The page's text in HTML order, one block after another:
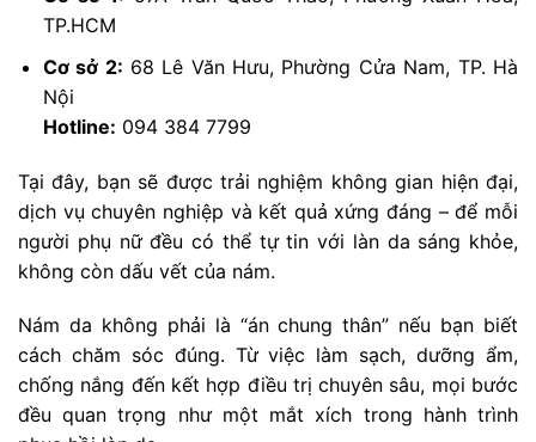
TP.HCM
Cơ sở 2: 68 Lê Văn Hưu, Phường Cửa Nam, TP. Hà
Nội
Hotline: 094 384 7799
Tại đây, bạn sẽ được trải nghiệm không gian hiện đại,
dịch vụ chuyên nghiệp và kết quả xứng đáng – để mỗi
người phụ nữ đều có thể tự tin với làn da sáng khỏe,
không còn dấu vết của nám.
Nám da không phải là “án chung thân” nếu bạn biết
cách chăm sóc đúng. Từ việc làm sạch, dưỡng ẩm,
chống nắng đến kết hợp điều trị chuyên sâu, mọi bước
đều quan trọng như một mắt xích trong hành trình